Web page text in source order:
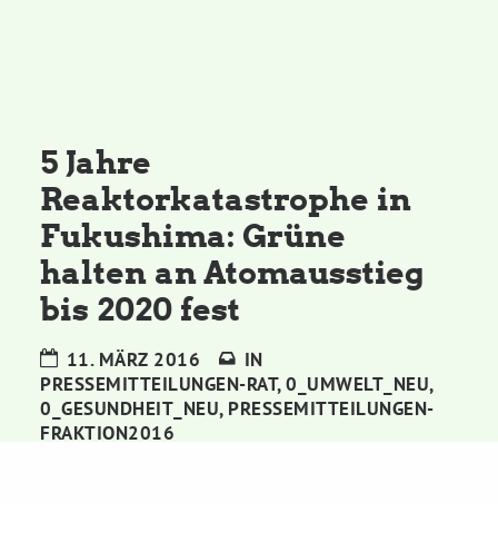
Grünes Zentrum
Personen
Sylvia Rietenberg, MdB
Dorothea Deppermann, MdL
5 Jahre
Reaktorkatastrophe in
Fukushima: Grüne
halten an Atomausstieg
bis 2020 fest
11. MÄRZ 2016
IN
PRESSEMITTEILUNGEN-RAT,0_UMWELT_NEU,
0_GESUNDHEIT_NEU, PRESSEMITTEILUNGEN-
FRAKTION2016